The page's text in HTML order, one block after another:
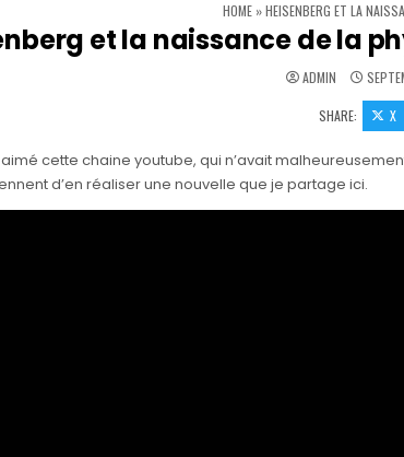
HOME »HEISENBERG ET LA
et la naissance de la
ADMIN
SHARE: X
cette chaine youtube, qui n’avait
d’en réaliser une nouvelle que je partage ici.